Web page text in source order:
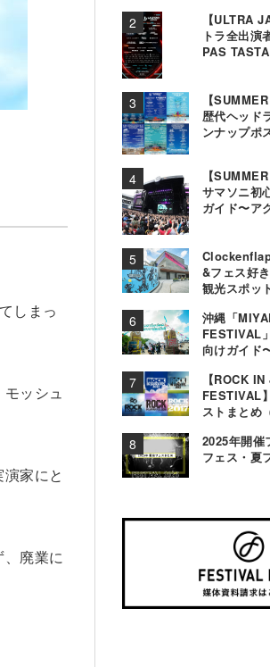
しまっ
ッシュ
家にと
廃業に
【ULTRA
トラ全出演
PAS
【
歴代ヘッド
ンナップポ
【
サマソニ初
ガイド〜ア
&フェス好
観光スポッ
沖縄「
FESTIVAL
向けガイド
【ROCK
FESTIVAL
ストまとめ
2025年開催
フェス・夏